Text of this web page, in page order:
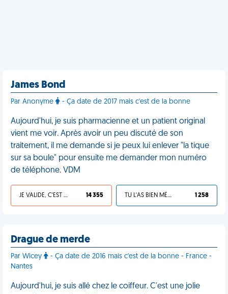
James Bond
Par Anonyme - Ça date de 2017 mais c'est de la bonne
Aujourd'hui, je suis pharmacienne et un patient original
vient me voir. Après avoir un peu discuté de son
traitement, il me demande si je peux lui enlever "la tique
sur sa boule" pour ensuite me demander mon numéro
de téléphone. VDM
JE VALIDE, C'EST UNE VDM 14 355 TU L'AS BIEN MÉRITÉ 1 258
Drague de merde
Par Wicey
- Ça date de 2016 mais c'est de la bonne - France -
Nantes
Aujourd'hui, je suis allé chez le coiffeur. C'est une jolie